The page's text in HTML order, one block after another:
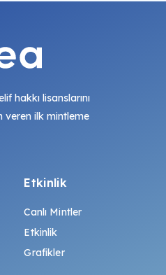
hakkı lisanslarını
veren ilk mintleme
Etkinlik
Canlı Mintler
Etkinlik
Grafikler